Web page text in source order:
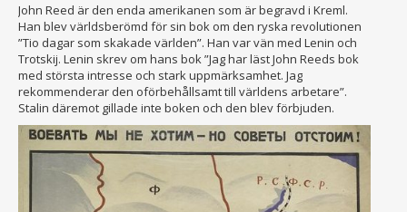
John Reed är den enda amerikanen som är begravd i Kreml.
Han blev världsberömd för sin bok om den ryska revolutionen
”Tio dagar som skakade världen”. Han var vän med Lenin och
Trotskij. Lenin skrev om hans bok ”Jag har läst John Reeds bok
med största intresse och stark uppmärksamhet. Jag
rekommenderar den oförbehållsamt till världens arbetare”.
Stalin däremot gillade inte boken och den blev förbjuden.